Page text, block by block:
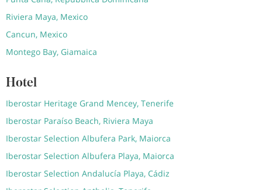
Riviera Maya, Mexico
Cancun, Mexico
Montego Bay, Giamaica
Hotel
Iberostar Heritage Grand Mencey, Tenerife
Iberostar Paraíso Beach, Riviera Maya
Iberostar Selection Albufera Park, Maiorca
Iberostar Selection Albufera Playa, Maiorca
Iberostar Selection Andalucía Playa, Cádiz